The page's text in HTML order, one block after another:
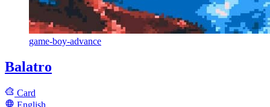
game-boy-advance
Balatro
Card